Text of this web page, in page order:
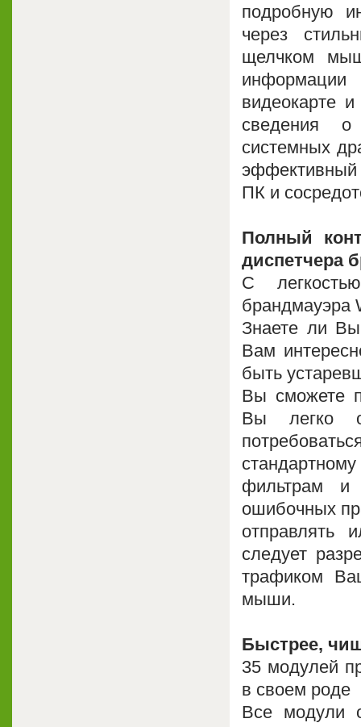
подробную
через
щелчком
видеокарте
сведения о
системных
ПК и
Полный
диспетчера
С
брандмауэра
Знаете ли
Вам
быть
Вы сможете
Вы легко
фильтрам и
ошибочных
отправлять
следует
трафиком
мыши.
Быстрее,
35 модулей
в своем роде
Все модули